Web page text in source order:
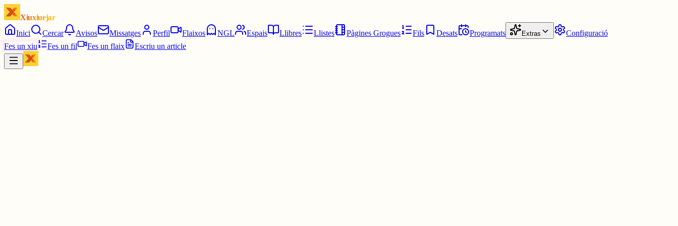
Xiuxiuejar
Inici
Cercar Avisos Missatges Perfil Flaixos NGL Espais Llibres Llistes Pàgines Grogues Fils Desats Programats Extras
Configuració
Fes un xiu
Fes un fil Fes un flaix Escriu un article